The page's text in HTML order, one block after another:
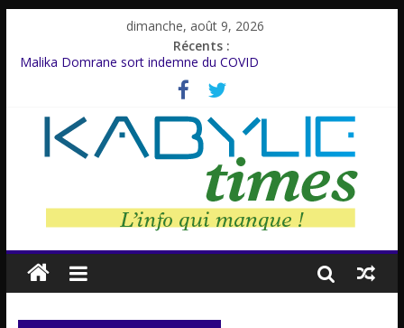
dimanche, août 9, 2026
Récents :
Malika Domrane sort indemne du COVID
Dracula : Une légende inspirée d’un personnage réel
Azzedine Meddour: Un cinéaste émérite, un parcours inachevé
Amnesty International rompt le silence
Farid M’Sili : Une vie au service de la jeunesse.